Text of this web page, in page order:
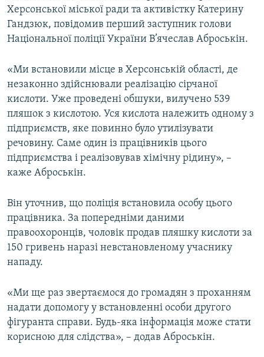
ДОЛУЧАЙСЯ!
Усі сайти RFE/RL
Херсонської міської ради та активістку Катерину
Гандзюк, повідомив перший заступник голови
Національної поліції України В’ячеслав Аброськін.
«Ми встановили місце в Херсонській області, де
незаконно здійснювали реалізацію сірчаної
кислоти. Уже проведені обшуки, вилучено 539
пляшок з кислотою. Уся кислота належить одному з
підприємств, яке повинно було утилізувати
речовину. Саме один із працівників цього
підприємства і реалізовував хімічну рідину», –
каже Аброськін.
Він уточнив, що поліція встановила особу цього
працівника. За попередніми даними
правоохоронців, чоловік продав пляшку кислоти за
150 гривень наразі невстановленому учаснику
нападу.
«Ми ще раз звертаємося до громадян з проханням
надати допомогу у встановленні особи другого
фігуранта справи. Будь-яка інформація може стати
корисною для слідства», – додав Аброськін.